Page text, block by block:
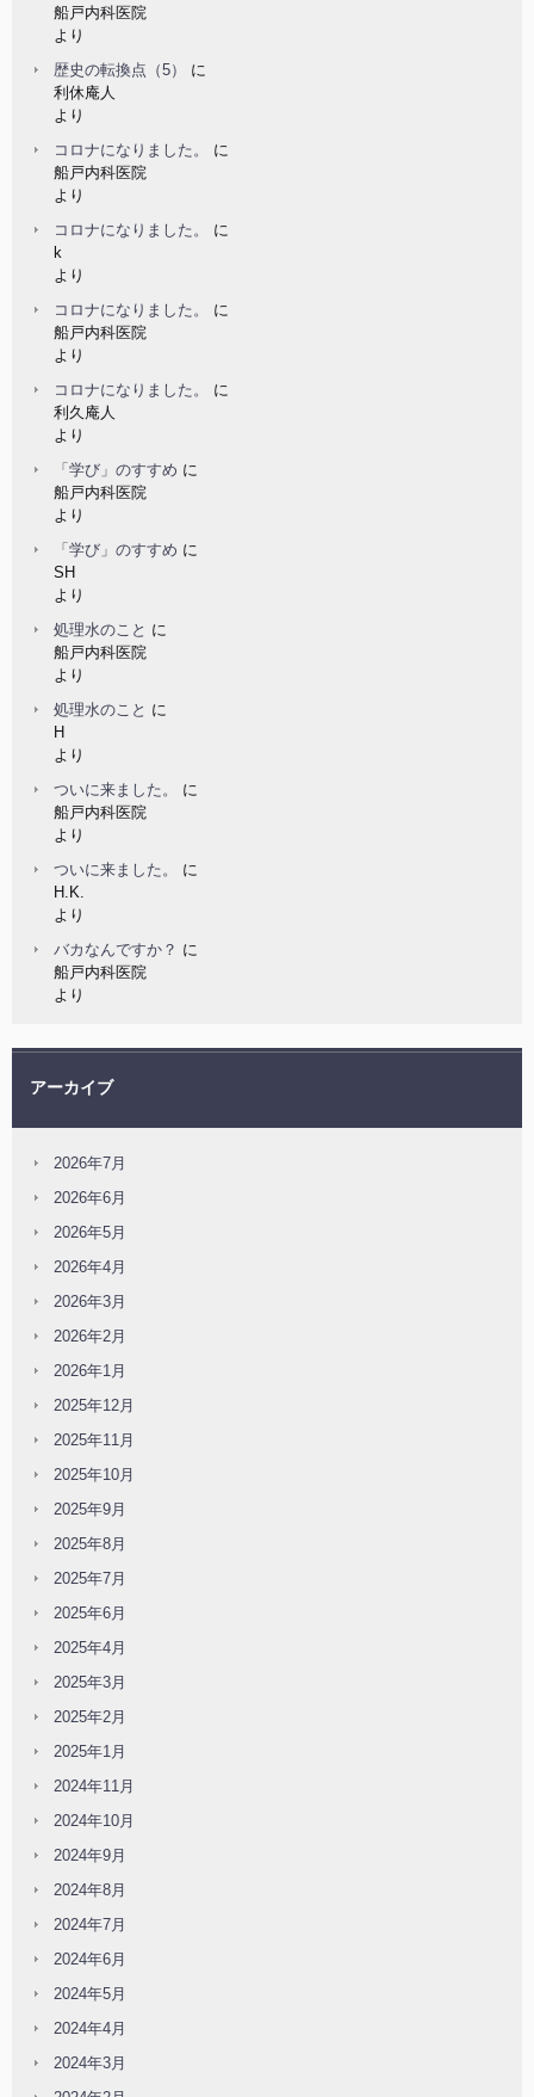
船戸内科医院
より
歴史の転換点（5）
に
利休庵人
より
コロナになりました。
に
船戸内科医院
より
コロナになりました。
に
k
より
コロナになりました。
に
船戸内科医院
より
コロナになりました。
に
利久庵人
より
「学び」のすすめ に
船戸内科医院
より
「学び」のすすめ に
SH
より
処理水のこと に
船戸内科医院
より
処理水のこと に
H
より
ついに来ました。
に
船戸内科医院
より
ついに来ました。
に
H.K.
より
バカなんですか？ に
船戸内科医院
より
アーカイブ
2026年7月
2026年6月
2026年5月
2026年4月
2026年3月
2026年2月
2026年1月
2025年12月
2025年11月
2025年10月
2025年9月
2025年8月
2025年7月
2025年6月
2025年4月
2025年3月
2025年2月
2025年1月
2024年11月
2024年10月
2024年9月
2024年8月
2024年7月
2024年6月
2024年5月
2024年4月
2024年3月